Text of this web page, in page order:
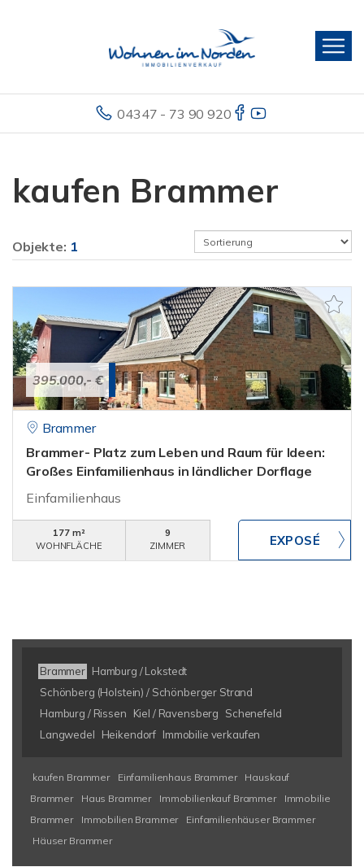
04347 - 73 90 920
kaufen Brammer
Objekte: 1
395.000,- €
Brammer
Brammer- Platz zum Leben und Raum für Ideen:
Großes Einfamilienhaus in ländlicher Dorflage
Einfamilienhaus
177 m²
WOHNFLÄCHE
9
ZIMMER
Brammer Hamburg / Lokstedt
Schönberg (Holstein) / Schönberger Strand
Hamburg / Rissen
Kiel / Ravensberg
Schenefeld
Langwedel
Heikendorf Immobilie verkaufen
kaufen Brammer Einfamilienhaus Brammer
Hauskauf
Brammer
Haus Brammer Immobilienkauf Brammer
Immobilie
Brammer
Immobilien Brammer
Einfamilienhäuser Brammer
Häuser Brammer